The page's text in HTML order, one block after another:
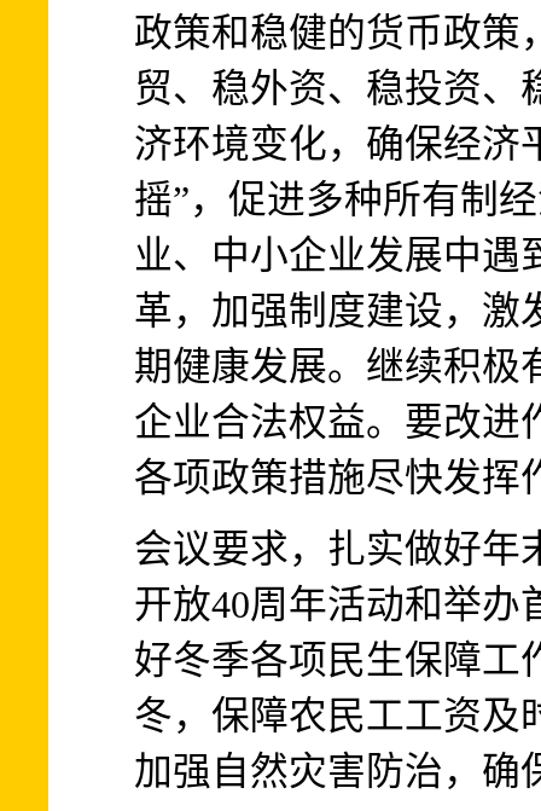
政策和稳健的货币政策
贸、稳外资、稳投资、
济环境变化，确保经济
摇”，促进多种所有制
业、中小企业发展中遇
革，加强制度建设，激
期健康发展。继续积极
企业合法权益。要改进
各项政策措施尽快发挥
会议要求，扎实做好年
开放40周年活动和举办
好冬季各项民生保障工
冬，保障农民工工资及
加强自然灾害防治，确